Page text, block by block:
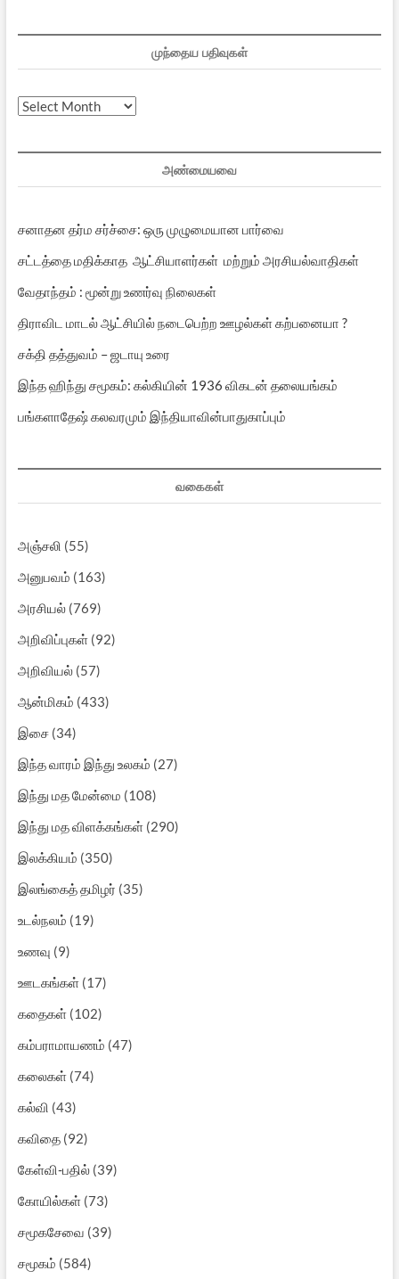
முந்தைய பதிவுகள்
முந்தைய
அண்மையவை
சனாதன தர்ம சர்ச்சை: ஒரு முழுமையான பார்வை
சட்டத்தை மதிக்காத ஆட்சியாளர்கள் மற்றும் அரசியல்வாதிகள்
வேதாந்தம் : மூன்று உணர்வு நிலைகள்
திராவிட மாடல் ஆட்சியில் நடைபெற்ற ஊழல்கள் கற்பனையா ?
சக்தி தத்துவம் – ஜடாயு உரை
இந்த ஹிந்து சமூகம்: கல்கியின் 1936 விகடன் தலையங்கம்
பங்களாதேஷ் கலவரமும் இந்தியாவின்பாதுகாப்பும்
வகைகள்
அஞ்சலி (55)
அனுபவம் (163)
அரசியல்(769)
அறிவிப்புகள்(92)
அறிவியல்(57)
ஆன்மிகம் (433)
இசை(34)
இந்த வாரம் இந்து உலகம் (27)
இந்து மத மேன்மை (108)
இந்து மத விளக்கங்கள்(290)
இலக்கியம் (350)
இலங்கைத் தமிழர் (35)
உடல்நலம் (19)
உணவு (9)
ஊடகங்கள்(17)
கதைகள்(102)
கம்பராமாயணம் (47)
கலைகள்(74)
கல்வி (43)
கவிதை(92)
கேள்வி-பதில்(39)
கோயில்கள்(73)
சமூகசேவை (39)
சமூகம் (584)